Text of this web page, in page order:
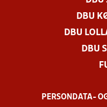
DBU
DBU
DBU
PERSONDATA-